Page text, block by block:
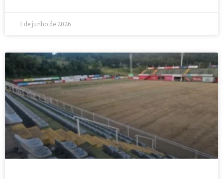
1 de junho de 2026